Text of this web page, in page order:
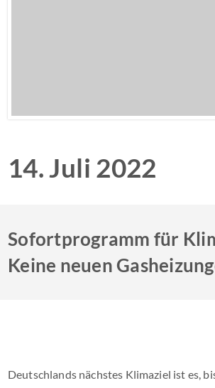
14. Juli 2022
Sofortprogramm für
Keine neuen
Deutschlands nächstes Klimaziel ist es,